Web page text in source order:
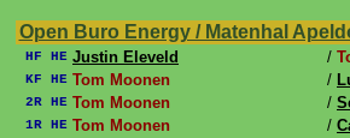
Open Buro Energy / Matenhal
HF HE Justin Eleveld /
KF HE Tom Moonen /
2R HE Tom Moonen /
1R HE Tom Moonen /